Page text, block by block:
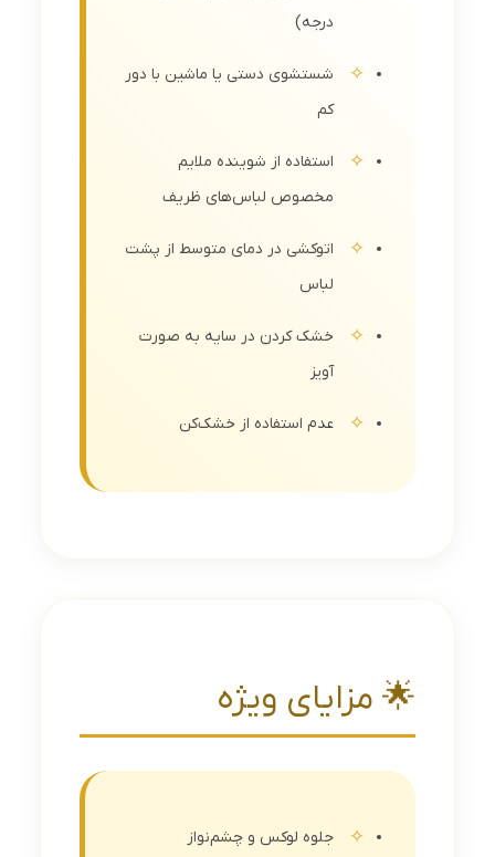
درجه)
شستشوی دستی یا ماشین با دور
کم
استفاده از شوینده ملایم
مخصوص لباس‌های ظریف
اتوکشی در دمای متوسط از پشت
لباس
خشک کردن در سایه به صورت
آویز
عدم استفاده از خشک‌کن
🌟 مزایای ویژه
جلوه لوکس و چشم‌نواز